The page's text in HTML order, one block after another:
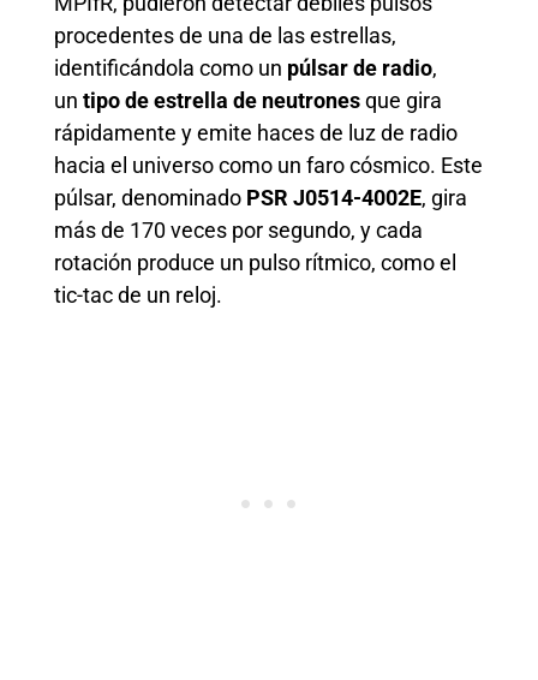
procedentes de una de las estrellas,
identificándola como un púlsar de radio,
un tipo de estrella de neutronesque gira
rápidamente y emite haces de luz de radio
hacia el universo como un faro cósmico. Este
púlsar, denominado PSR J0514-4002E, gira
más de 170 veces por segundo, y cada
rotación produce un pulso rítmico, como el
tic-tac de un reloj.